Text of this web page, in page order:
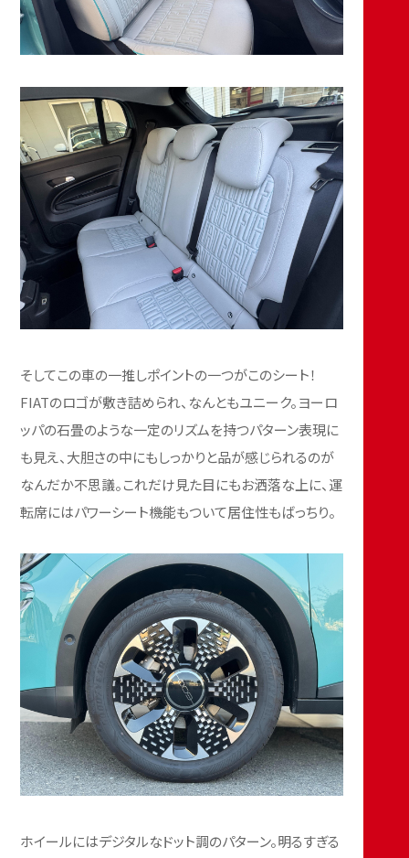
そしてこの車の一推しポイントの一つがこのシート！
FIATのロゴが敷き詰められ、なんともユニーク。ヨーロ
ッパの石畳のような一定のリズムを持つパターン表現に
も見え、大胆さの中にもしっかりと品が感じられるのが
なんだか不思議。これだけ見た目にもお洒落な上に、運
転席にはパワーシート機能もついて居住性もばっちり。
ホイールにはデジタルなドット調のパターン。明るすぎる